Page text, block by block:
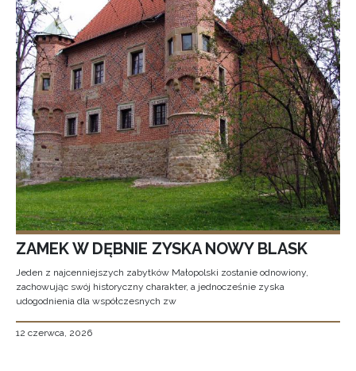
ZAMEK W DĘBNIE ZYSKA NOWY BLASK
Jeden z najcenniejszych zabytków Małopolski zostanie odnowiony,
zachowując swój historyczny charakter, a jednocześnie zyska
udogodnienia dla współczesnych zw
12 czerwca, 2026